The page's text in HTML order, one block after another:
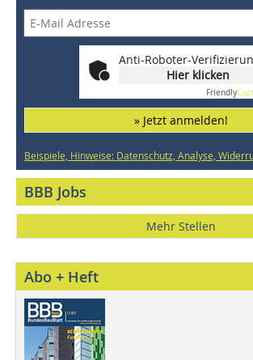
Anti-Roboter-
Hier klicken
Friendly
» Jetzt anmelden!
Beispiele, Hinweise: Datenschutz, Analyse,
BBB Jobs
Mehr Stellen
Abo + Heft